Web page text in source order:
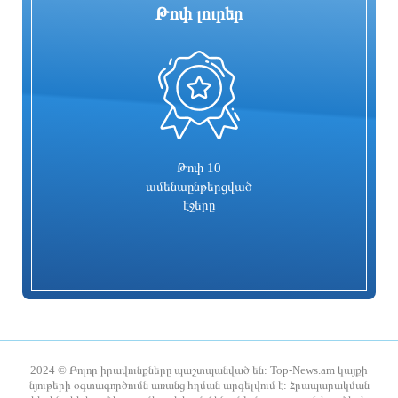
Գարեգին Բ-ի և վեց եպիսկոպոսների
ինքնաբացարկ հայտնեց. նոր
Իսրայելն արձագանքել է Թուրքիայի
Մուրադ Սիմոնյանից կբռնագանձվի 4
հունական ժողովրդական պարերի
Թոփ լուրեր
Թոփ 10
ամենաընթերցված
էջերը
2024 © Բոլոր իրավունքները պաշտպանված են: Top-News.am կայքի
նյութերի օգտագործումն առանց հղման արգելվում է: Հրապարակման